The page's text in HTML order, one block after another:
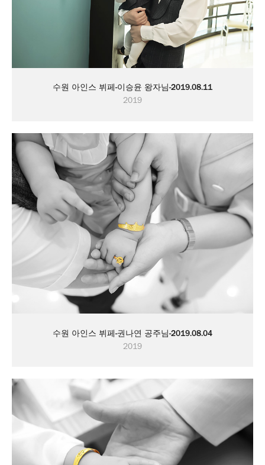
수원 아인스 뷔페-이승윤 왕자님-2019.08.11
2019
수원 아인스 뷔페-권나연 공주님-2019.08.04
2019